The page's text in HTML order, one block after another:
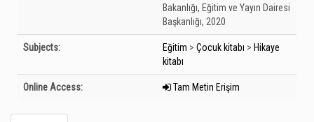
Bakanlığı, Eğitim ve Yayın Dairesi
Başkanlığı, 2020
Subjects: Eğitim > Çocuk kitabı > Hikaye
kitabı
Online Access: Tam Metin Erişim